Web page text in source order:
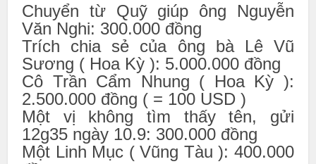
Chuyển từ Quỹ giúp ông Nguyễn
Văn Nghi: 300.000 đồng
Trích chia sẻ của ông bà Lê Vũ
Sương ( Hoa Kỳ ): 5.000.000 đồng
Cô Trần Cẩm Nhung ( Hoa Kỳ ):
2.500.000 đồng ( = 100 USD )
Một vị không tìm thấy tên, gửi
12g35 ngày 10.9: 300.000 đồng
Một Linh Mục ( Vũng Tàu ): 400.000